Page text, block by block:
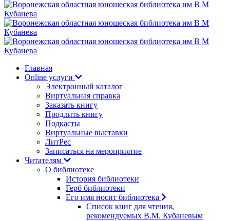
Главная
Online услуги
Электронный каталог
Виртуальная справка
Заказать книгу
Продлить книгу
Подкасты
Виртуальные выставки
ЛитРес
Записаться на мероприятие
Читателям
О библиотеке
История библиотеки
Герб библиотеки
Его имя носит библиотека
Список книг для чтения,
рекомендуемых В.М. Кубаневым